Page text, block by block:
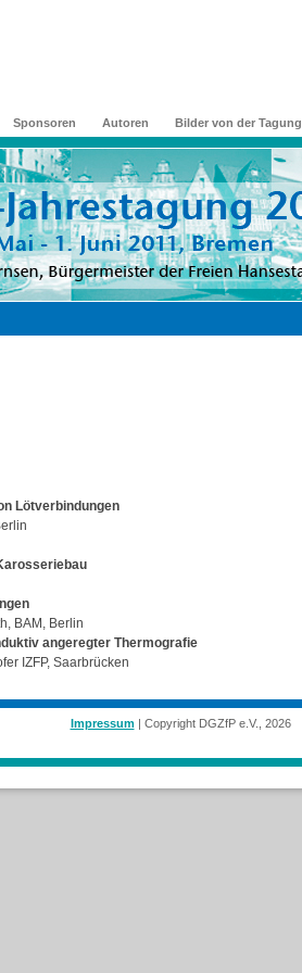
Sponsoren Autoren Bilder von der Tagung
Lötverbindungen
BAM, Berlin
angeregter Thermografie
IZFP, Saarbrücken
Impressum| Copyright DGZfP e.V., 2026